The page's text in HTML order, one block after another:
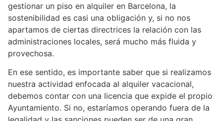
gestionar un piso en alquiler en Barcelona, la
sostenibilidad es casi una obligación y, si no nos
apartamos de ciertas directrices la relación con las
administraciones locales, será mucho más fluida y
provechosa.
En ese sentido, es importante saber que si realizamos
nuestra actividad enfocada al alquiler vacacional,
debemos contar con una licencia que expide el propio
Ayuntamiento. Si no, estaríamos operando fuera de la